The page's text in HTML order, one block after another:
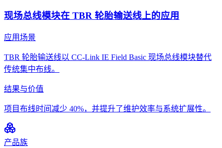
现场总线模块在 TBR 轮胎输送线上的应用
应用场景
TBR 轮胎输送线以 CC-Link IE Field Basic 现场总线模块替代
传统集中布线。
结果与价值
项目布线时间减少 40%，并提升了维护效率与系统扩展性。
产品族